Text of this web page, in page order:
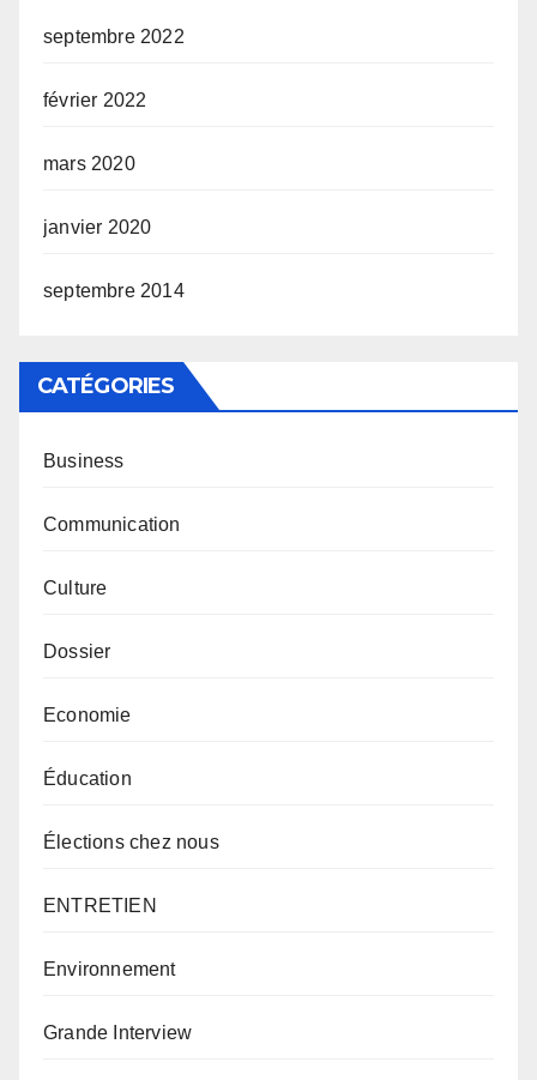
septembre 2022
février 2022
mars 2020
janvier 2020
septembre 2014
CATÉGORIES
Business
Communication
Culture
Dossier
Economie
Éducation
Élections chez nous
ENTRETIEN
Environnement
Grande Interview